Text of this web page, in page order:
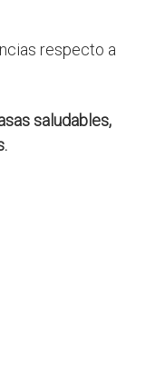
respecto a
saludables,